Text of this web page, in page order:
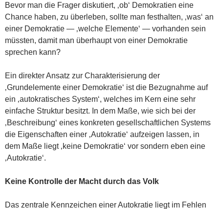
Bevor man die Frager diskutiert, ‚ob‘ Demokratien eine
Chance haben, zu überleben, sollte man festhalten, ‚was‘ an
einer Demokratie — ‚welche Elemente‘ — vorhanden sein
müssten, damit man überhaupt von einer Demokratie
sprechen kann?
Ein direkter Ansatz zur Charakterisierung der
‚Grundelemente einer Demokratie‘ ist die Bezugnahme auf
ein ‚autokratisches System‘, welches im Kern eine sehr
einfache Struktur besitzt. In dem Maße, wie sich bei der
‚Beschreibung‘ eines konkreten gesellschaftlichen Systems
die Eigenschaften einer ‚Autokratie‘ aufzeigen lassen, in
dem Maße liegt ‚keine Demokratie‘ vor sondern eben eine
‚Autokratie‘.
Keine Kontrolle der Macht durch das Volk
Das zentrale Kennzeichen einer Autokratie liegt im Fehlen